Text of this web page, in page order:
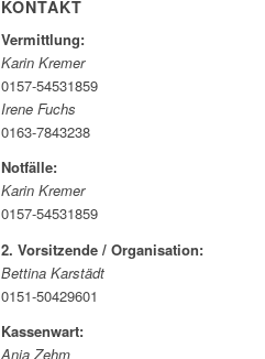
KONTAKT
Vermittlung:
Karin Kremer
0157-54531859
Irene Fuchs
0163-7843238
Notfälle:
Karin Kremer
0157-54531859
2. Vorsitzende / Organisation:
Bettina Karstädt
0151-50429601
Kassenwart:
Anja Zehm